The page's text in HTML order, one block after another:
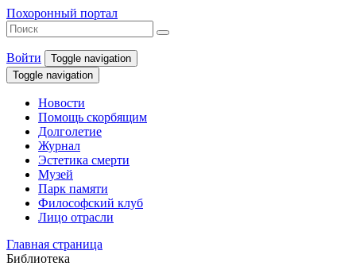
Похоронный портал
Войти
Toggle navigation
Toggle navigation
Новости
Помощь скорбящим
Долголетие
Журнал
Эстетика смерти
Музей
Парк памяти
Философский клуб
Лицо отрасли
Главная страница
Библиотека